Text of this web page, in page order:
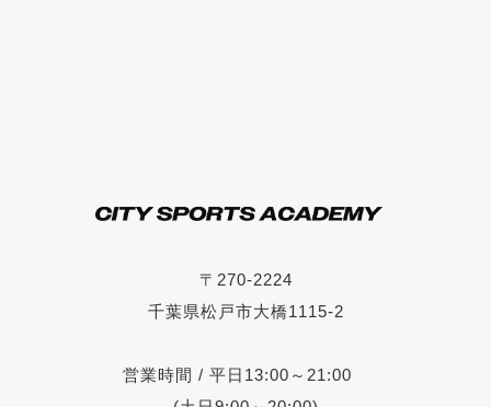
〒270-2224
千葉県松戸市大橋1115-2
営業時間 / 平日13:00～21:00